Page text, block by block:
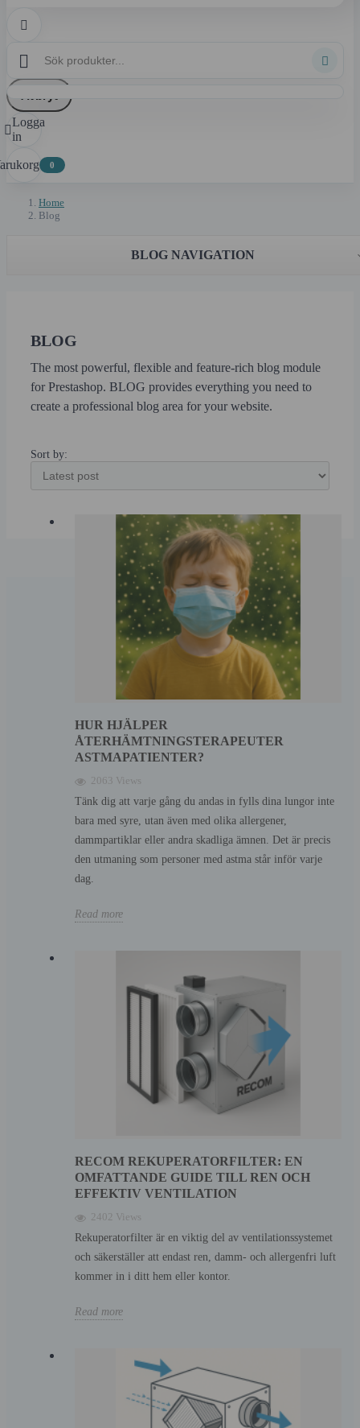

 

Logga
in
0
Home
Blog
BLOG NAVIGATION
BLOG
The most powerful, flexible and feature-rich blog module
for Prestashop. BLOG provides everything you need to
create a professional blog area for your website.
Sort by:
HUR HJÄLPER
ÅTERHÄMTNINGSTERAPEUTER
ASTMAPATIENTER?
2063 Views
Tänk dig att varje gång du andas in fylls dina lungor inte
bara med syre, utan även med olika allergener,
dammpartiklar eller andra skadliga ämnen. Det är precis
den utmaning som personer med astma står inför varje
dag.
Read more
RECOM REKUPERATORFILTER: EN
OMFATTANDE GUIDE TILL REN OCH
EFFEKTIV VENTILATION
2402 Views
Rekuperatorfilter är en viktig del av ventilationssystemet
och säkerställer att endast ren, damm- och allergenfri luft
kommer in i ditt hem eller kontor.
Read more